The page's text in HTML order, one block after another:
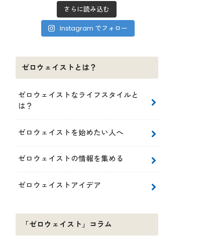
さらに読み込む
Instagram でフォロー
ゼロウェイストとは？
ゼロウェイストなライフスタイルと
は？
ゼロウェイストを始めたい人へ
ゼロウェイストの情報を集める
ゼロウェイストアイデア
「ゼロウェイスト」コラム